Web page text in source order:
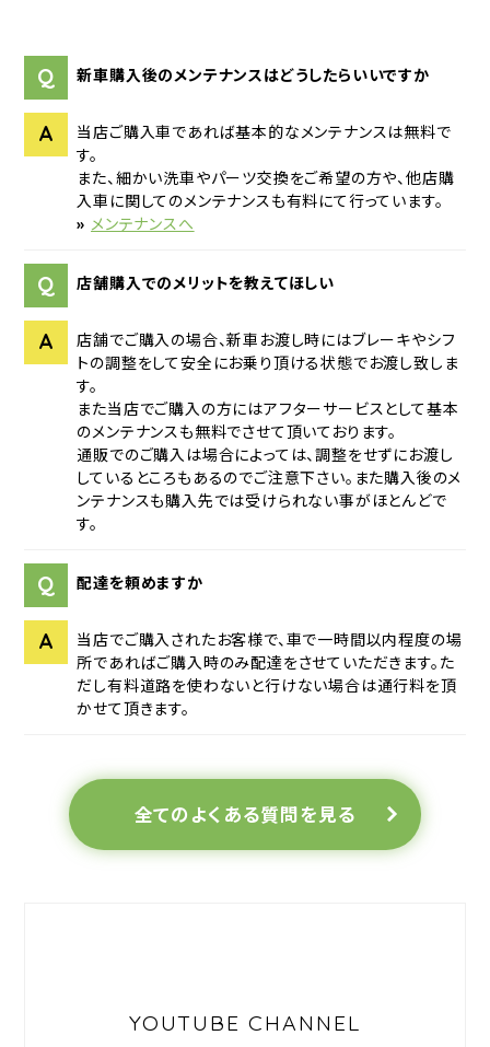
Q 新車購入後のメンテナンスはどうしたらいいですか
A
当店ご購入車であれば基本的なメンテナンスは無料で
す。
また、細かい洗車やパーツ交換をご希望の方や、他店購
入車に関してのメンテナンスも有料にて行っています。
» メンテナンスへ
Q 店舗購入でのメリットを教えてほしい
A
店舗でご購入の場合、新車お渡し時にはブレーキやシフ
トの調整をして安全にお乗り頂ける状態でお渡し致しま
す。
また当店でご購入の方にはアフターサービスとして基本
のメンテナンスも無料でさせて頂いております。
通販でのご購入は場合によっては、調整をせずにお渡し
しているところもあるのでご注意下さい。また購入後のメ
ンテナンスも購入先では受けられない事がほとんどで
す。
Q 配達を頼めますか
A
当店でご購入されたお客様で、車で一時間以内程度の場
所であればご購入時のみ配達をさせていただきます。た
だし有料道路を使わないと行けない場合は通行料を頂
かせて頂きます。
全てのよくある質問を見る
YOUTUBE CHANNEL